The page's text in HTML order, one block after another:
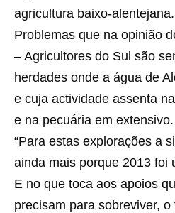
agricultura baixo-alentejana.
Problemas que na opinião
– Agricultores do Sul são
herdades onde a água de
e cuja actividade assenta
e na pecuária em extensivo.
“Para estas explorações a
ainda mais porque 2013 foi
E no que toca aos apoios
precisam para sobreviver,